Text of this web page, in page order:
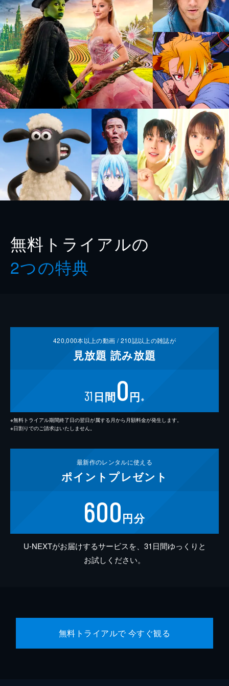
無料トライアルの
2つの特典
420,000本以上の動画 /210誌以上の雑誌が
見放題 読み放題
31 日間0円 ※
※無料トライアル期間終了日の翌日が属する月から月額料金が発生します。
※日割りでのご請求はいたしません。
最新作のレンタルに使える
ポイント プレゼント
600円分
U-NEXTがお届けするサービスを、31日間ゆっくりと
お試しください。
無料トライアルで 今すぐ観る